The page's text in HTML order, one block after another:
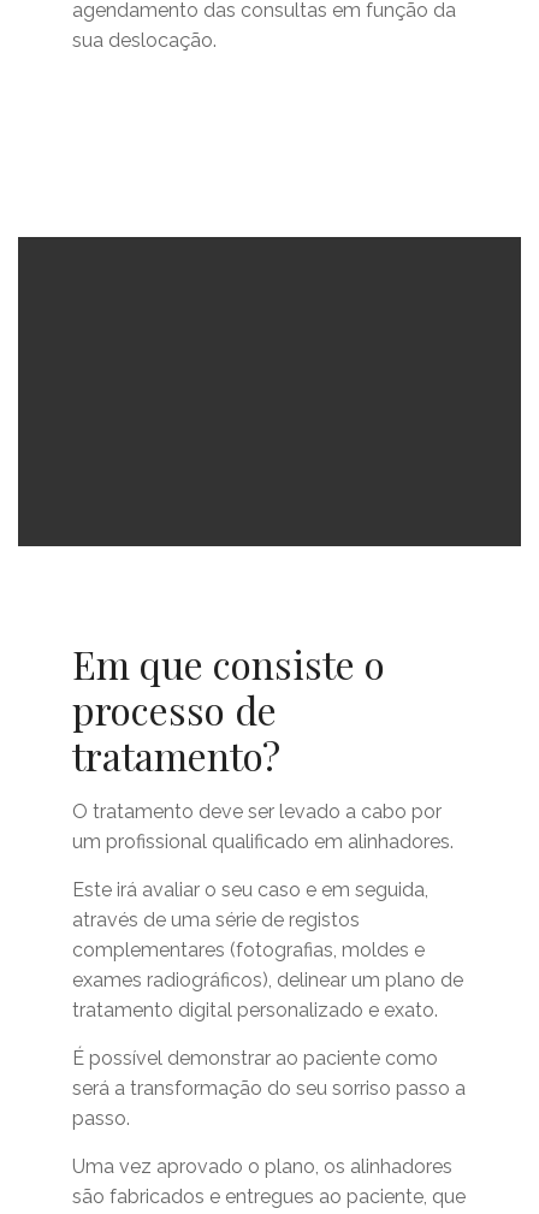
agendamento das consultas em função da
sua deslocação.
Em que consiste o
processo de
tratamento?
O tratamento deve ser levado a cabo por
um profissional qualificado em alinhadores.
Este irá avaliar o seu caso e em seguida,
através de uma série de registos
complementares (fotografias, moldes e
exames radiográficos), delinear um plano de
tratamento digital personalizado e exato.
É possível demonstrar ao paciente como
será a transformação do seu sorriso passo a
passo.
Uma vez aprovado o plano, os alinhadores
são fabricados e entregues ao paciente, que